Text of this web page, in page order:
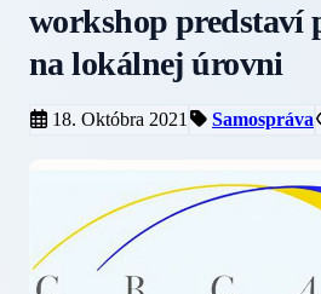
workshop predstaví
na lokálnej úrovni
18. Októbra 2021 Samospráva